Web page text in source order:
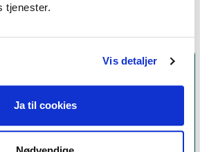
tjenester.
Vis detaljer
Ja til cookies